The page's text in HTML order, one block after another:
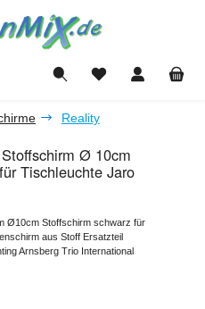
Du hast 0 Produkte
Reality
Ø 10cm
Tischleuchte Jaro